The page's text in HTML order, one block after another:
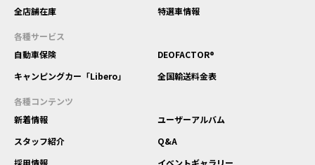
全店舗在庫
特選車情報
各種サービス
自動車保険
DEOFACTOR®
キャンピングカー「Libero」
全国輸送料金表
各種コンテンツ
新着情報
ユーザーアルバム
スタッフ紹介
Q&A